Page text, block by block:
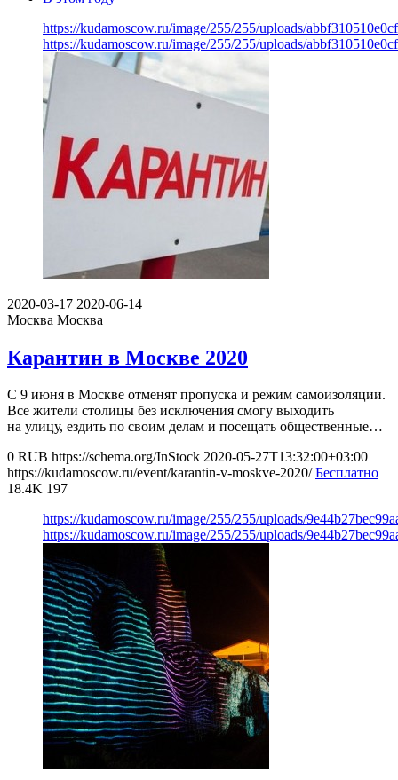
https://kudamoscow.ru/image/255/255/uploads/
https://kudamoscow.ru/image/255/255/uploads/
2020-03-17 2020-06-14
Москва Москва
Карантин в Москве 2020
С 9 июня в Москве отменят пропуска и режим самоизоляции.
Все жители столицы без исключения смогу выходить
на улицу, ездить по своим делам и посещать общественные…
0 RUB https://schema.org/InStock 2020-05-27T13:32:00+03:00
https://kudamoscow.ru/event/karantin-v-moskve-2020/ Бесплатно
18.4K 197
https://kudamoscow.ru/image/255/255/uploads/
https://kudamoscow.ru/image/255/255/uploads/